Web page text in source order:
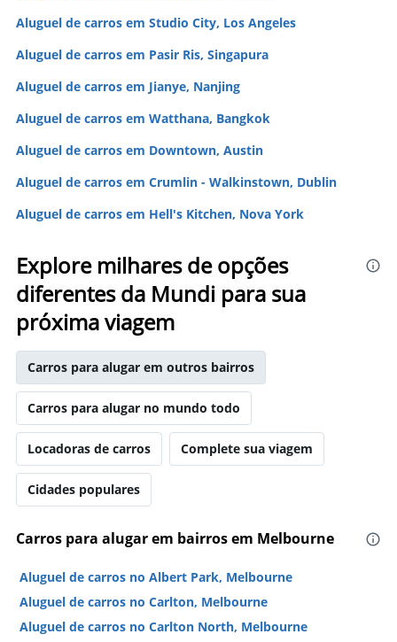
Aluguel de carros em Studio City, Los Angeles
Aluguel de carros em Pasir Ris, Singapura
Aluguel de carros em Jianye, Nanjing
Aluguel de carros em Watthana, Bangkok
Aluguel de carros em Downtown, Austin
Aluguel de carros em Crumlin - Walkinstown, Dublin
Aluguel de carros em Hell's Kitchen, Nova York
Explore milhares de opções
diferentes da Mundi para sua
próxima viagem
Carros para alugar em outros bairros
Carros para alugar no mundo todo
Locadoras de carros Complete sua viagem
Cidades populares
Carros para alugar em bairros em Melbourne
Aluguel de carros no Albert Park, Melbourne
Aluguel de carros no Carlton, Melbourne
Aluguel de carros no Carlton North, Melbourne